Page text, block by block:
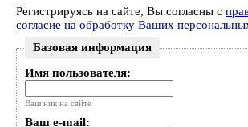
Регистрируясь на сайте, Вы согласны с
согласие на обработку Ваших
Базовая информация
Имя пользователя:
Ваш ник на сайте
Ваш e-mail: